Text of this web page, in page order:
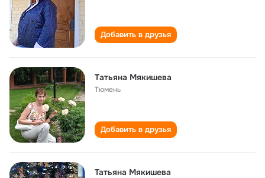
Добавить в друзья
Tатьяна Мякишева
Тюмень
Добавить в друзья
Татьяна Мякишева